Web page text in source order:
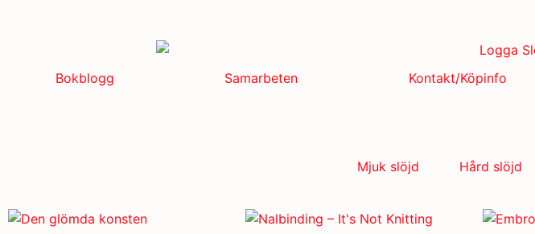
Bokblogg Samarbeten Kontakt/Köpinfo
Mjuk slöjd Hård slöjd